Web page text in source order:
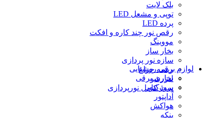
بلک لایت
توپی و مشعل LED
پرده LED
رقص نور چند کاره و افکت
مووینگ
بخار ساز
سازه نور پردازی
ریسه چراغ
لیزرشو
ست کامل نورپردازی
لوازم برقی روشنایی
بخاری برقی
پروژكتور
آداپتور
هواکش
پنکه